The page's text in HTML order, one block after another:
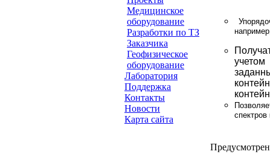
Медицинское
оборудование
Разработки по ТЗ
Заказчика
Геофизическое
оборудование
Лаборатория
Поддержка
Контакты
Новости
Карта сайта